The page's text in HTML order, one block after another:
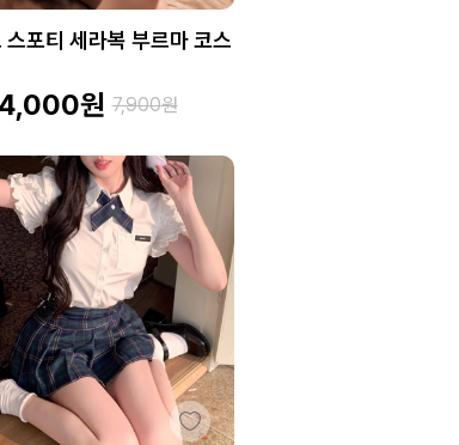
스포티 세라복 부르마 코스
4,000원 7,900원